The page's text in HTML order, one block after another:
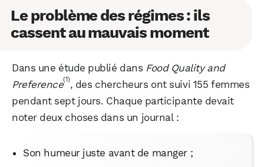
Le problème des régimes : ils
cassent au mauvais moment
Dans une étude publié dans Food Quality and
Preference(1), des chercheurs ont suivi 155 femmes
pendant sept jours. Chaque participante devait
noter deux choses dans un journal :
Son humeur juste avant de manger ;